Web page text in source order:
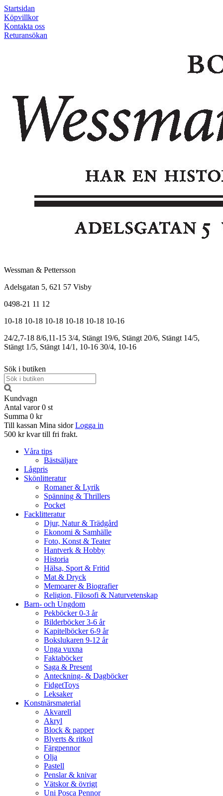
Startsidan
Köpvillkor
Kontakta oss
Returansökan
Wessman & Pettersson
Adelsgatan 5, 621 57 Visby
0498-21 11 12
10-18 10-18 10-18 10-18 10-18 10-16
24/2,7-18 8/6,11-15 3/4, Stängt 19/6, Stängt 20/6, Stängt 14/5,
Stängt 1/5, Stängt 14/1, 10-16 30/4, 10-16
Sök i butiken
Kundvagn
Antal varor 0 st
Summa 0 kr
Till kassan Mina sidor Logga in
500 kr kvar till fri frakt.
Våra tips
Bästsäljare
Lågpris
Skönlitteratur
Romaner & Lyrik
Spänning & Thrillers
Pocket
Facklitteratur
Djur, Natur & Trädgård
Ekonomi & Samhälle
Foto, Konst & Teater
Hantverk & Hobby
Historia
Hälsa, Sport & Fritid
Mat & Dryck
Memoarer & Biografier
Religion, Filosofi & Naturvetenskap
Barn- och Ungdom
Pekböcker 0-3 år
Bilderböcker 3-6 år
Kapitelböcker 6-9 år
Bokslukaren 9-12 år
Unga vuxna
Faktaböcker
Saga & Present
Anteckning- & Dagböcker
FidgetToys
Leksaker
Konstnärsmaterial
Akvarell
Akryl
Block & papper
Blyerts & ritkol
Färgpennor
Olja
Pastell
Penslar & knivar
Vätskor & övrigt
Uni Posca Pennor